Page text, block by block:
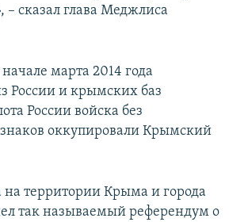
сказал глава Меджлиса
марта 2014 года
России и крымских баз
России войска без
оккупировали Крымский
на территории Крыма и города
так называемый референдум о